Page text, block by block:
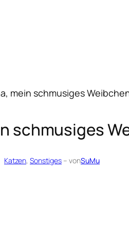
mein schmusiges
schmusiges
Katzen, Sonstiges – vonSuMu